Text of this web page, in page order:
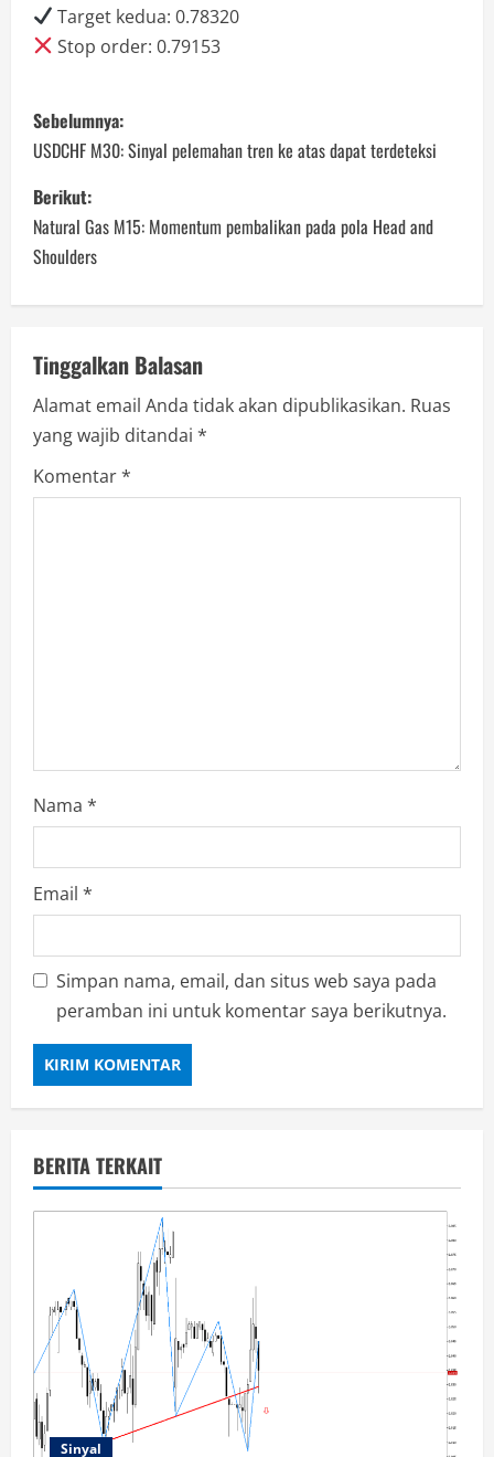
Target kedua: 0.78320
Stop order: 0.79153
P
o
s
t
n
a
v
i
g
Sebelumnya:
USDCHF M30: Sinyal pelemahan tren ke atas dapat terdeteksi
Berikut:
Natural Gas M15: Momentum pembalikan pada pola Head and
Shoulders
Tinggalkan Balasan
Alamat email Anda tidak akan dipublikasikan. Ruas
yang wajib ditandai *
Komentar*
Nama *
Email *
Simpan nama, email, dan situs web saya pada
peramban ini untuk komentar saya berikutnya.
BERITA TERKAIT
Sinyal